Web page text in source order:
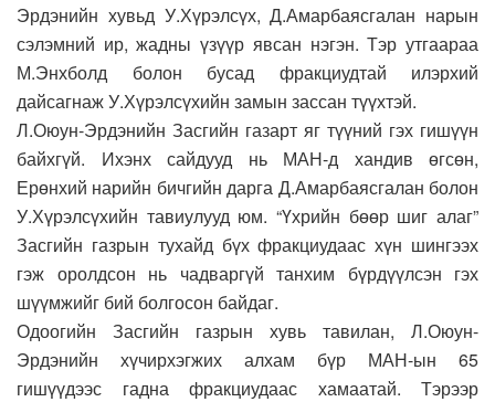
Эрдэнийн хувьд У.Хүрэлсүх, Д.Амарбаясгалан нарын
сэлэмний ир, жадны үзүүр явсан нэгэн. Тэр утгаараа
М.Энхболд болон бусад фракциудтай илэрхий
дайсагнаж У.Хүрэлсүхийн замын зассан түүхтэй.
Л.Оюун-Эрдэнийн Засгийн газарт яг түүний гэх гишүүн
байхгүй. Ихэнх сайдууд нь МАН-д хандив өгсөн,
Ерөнхий нарийн бичгийн дарга Д.Амарбаясгалан болон
У.Хүрэлсүхийн тавиулууд юм. “Үхрийн бөөр шиг алаг”
Засгийн газрын тухайд бүх фракциудаас хүн шингээх
гэж оролдсон нь чадваргүй танхим бүрдүүлсэн гэх
шүүмжийг бий болгосон байдаг.
Одоогийн Засгийн газрын хувь тавилан, Л.Оюун-
Эрдэнийн хүчирхэгжих алхам бүр МАН-ын 65
гишүүдээс гадна фракциудаас хамаатай. Тэрээр